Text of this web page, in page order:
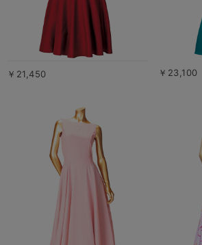
￥21,450 ￥23,100